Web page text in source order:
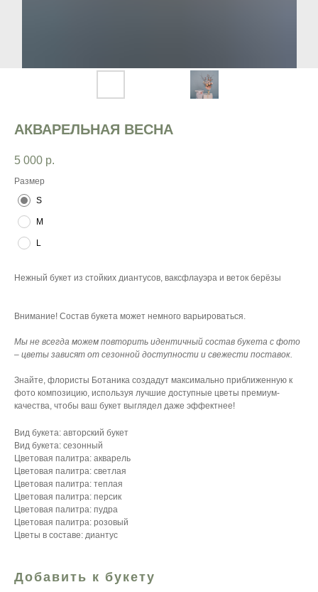
АКВАРЕЛЬНАЯ ВЕСНА
5 000 р.
Размер
S
M
L
Нежный букет из стойких диантусов, ваксфлауэра и веток берёзы
Внимание! Состав букета может немного варьироваться.
Мы не всегда можем повторить идентичный состав букета с фото
– цветы зависят от сезонной доступности и свежести поставок.
Знайте, флористы Ботаника создадут максимально приближенную к
фото композицию, используя лучшие доступные цветы премиум-
качества, чтобы ваш букет выглядел даже эффектнее!
Вид букета: авторский букет
Вид букета: сезонный
Цветовая палитра: акварель
Цветовая палитра: светлая
Цветовая палитра: теплая
Цветовая палитра: персик
Цветовая палитра: пудра
Цветовая палитра: розовый
Цветы в составе: диантус
Добавить к букету